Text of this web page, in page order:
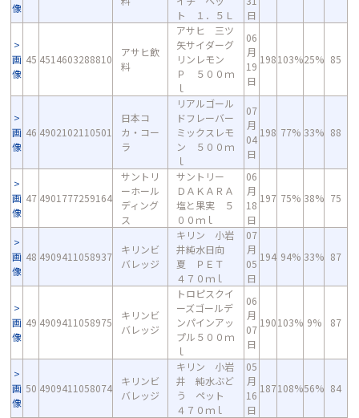
像
ト １．５Ｌ
日
画
像
45 4514603288810
アサヒ飲
料
アサヒ 三ツ
矢サイダーグ
リンレモン
Ｐ ５００ｍ
ｌ
06
月
19
日
198103%25% 85
画
像
46 4902102110501
日本コ
カ・コー
ラ
リアルゴール
ドフレーバー
ミックスレモ
ン ５００ｍ
ｌ
07
月
04
日
198 77% 33% 88
画
像
47 4901777259164
サントリ
ーホール
ディング
ス
サントリー
ＤＡＫＡＲＡ
塩と果実 ５
００ｍｌ
06
月
18
日
197 75% 38% 75
画
像
48 4909411058937
キリンビ
バレッジ
キリン 小岩
井純水日向
夏 ＰＥＴ
４７０ｍｌ
07
月
05
日
194 94% 33% 87
画
像
49 4909411058975
キリンビ
バレッジ
トロピスクイ
ーズゴールデ
ンパインアッ
プル５００ｍ
ｌ
06
月
07
日
190103% 9% 87
画
像
50 4909411058074
キリンビ
バレッジ
キリン 小岩
井 純水ぶど
う ペット
４７０ｍｌ
05
月
16
日
187108%56% 84